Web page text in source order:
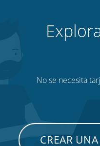
No se necesita
CREAR